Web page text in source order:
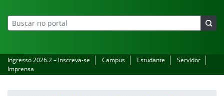
Ingresso 2026.2 – inscreva-se Campus Estudante
Servidor
Imprensa